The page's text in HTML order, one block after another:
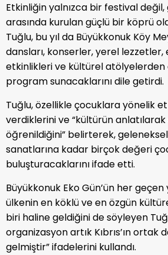
Etkinliğin yalnızca bir festival
arasında kurulan güçlü bir köprü
Tuğlu, bu yıl da Büyükkonuk Köy
dansları, konserler, yerel lezzetler,
etkinlikleri ve kültürel atölyelerden
program sunacaklarını dile getirdi.
Tuğlu, özellikle çocuklara yönelik
verdiklerini ve “kültürün
öğrenildiğini” belirterek,
sanatlarına kadar birçok değeri
buluşturacaklarını ifade etti.
Büyükkonuk Eko Gün’ün her geçen
ülkenin en köklü ve en özgün
biri haline geldiğini de söyleyen
organizasyon artık Kıbrıs’ın ortak
gelmiştir” ifadelerini kullandı.